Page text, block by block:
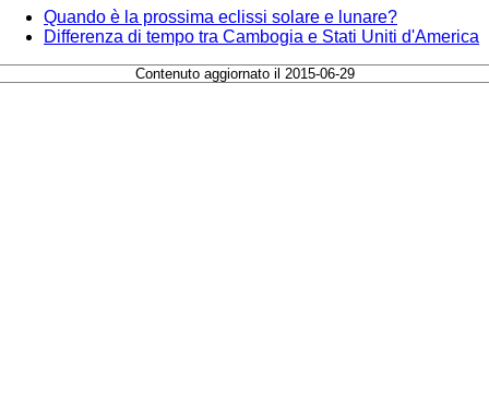
Quando è la prossima eclissi solare e lunare?
Differenza di tempo tra Cambogia e Stati Uniti d'America
Contenuto aggiornato il 2015-06-29